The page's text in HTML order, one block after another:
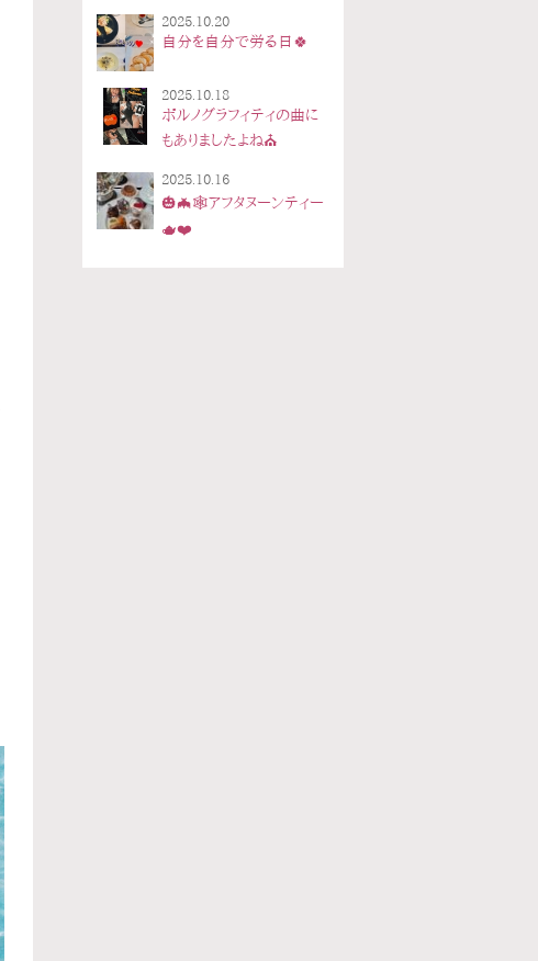
2025.10.20
自分を自分で労る日🍀
2025.10.18
ポルノグラフィティの曲に
もありましたよね⛪
2025.10.16
🎃🦇🕸アフタヌーンティー
🫖❤️